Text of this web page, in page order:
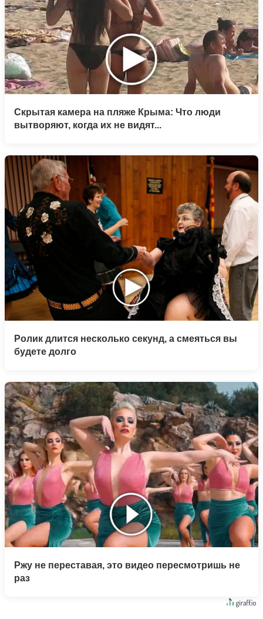
Скрытая камера на пляже Крыма: Что люди
вытворяют, когда их не видят...
Ролик длится несколько секунд, а смеяться вы
будете долго
Ржу не переставая, это видео пересмотришь не
раз